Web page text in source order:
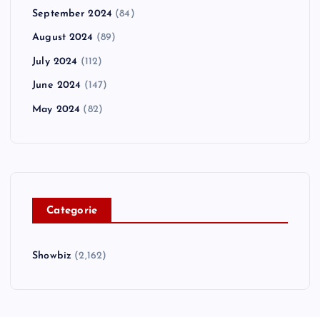
September 2024 (84)
August 2024 (89)
July 2024 (112)
June 2024 (147)
May 2024 (82)
Categorie
Showbiz (2,162)